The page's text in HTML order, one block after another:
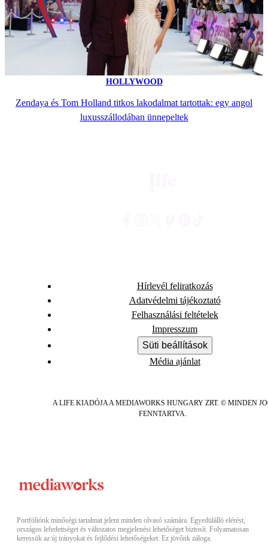
HOLLYWOOD
Zendaya és Tom Holland titkos lakodalmat tartottak: egy angol
luxusszállodában ünnepeltek
Hírlevél feliratkozás
Adatvédelmi tájékoztató
Felhasználási feltételek
Impresszum
Süti beállítások
Média ajánlat
A LIFE KIADÓJA A MEDIAWORKS HUNGARY ZRT. © MINDEN
FENNTARTVA.
Portfóliónk minőségi tartalmat jelent minden olvasó számára. Egyedülálló elérést,
országos lefedettséget és változatos megjelenési lehetőséget biztosít. Folyamatosan
keressük az új irányokat és fejlődési lehetőségeket. Ez jövőnk záloga.